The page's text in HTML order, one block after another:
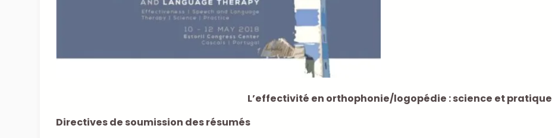
L’effectivité en orthophonie/logopédie : science et pratique
Directives de soumission des résumés